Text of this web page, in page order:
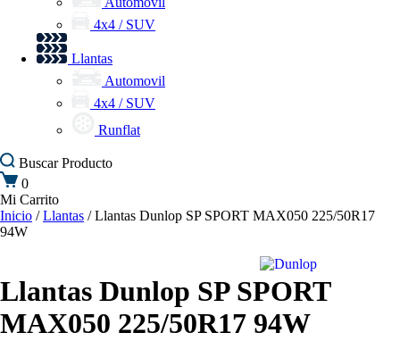
4x4 / SUV
Llantas
Automovil
4x4 / SUV
Runflat
BuscarProducto
0
Mi Carrito
Inicio /Llantas / Llantas Dunlop SP SPORT MAX050 225/50R17
94W
Llantas Dunlop SP SPORT
MAX050 225/50R17 94W